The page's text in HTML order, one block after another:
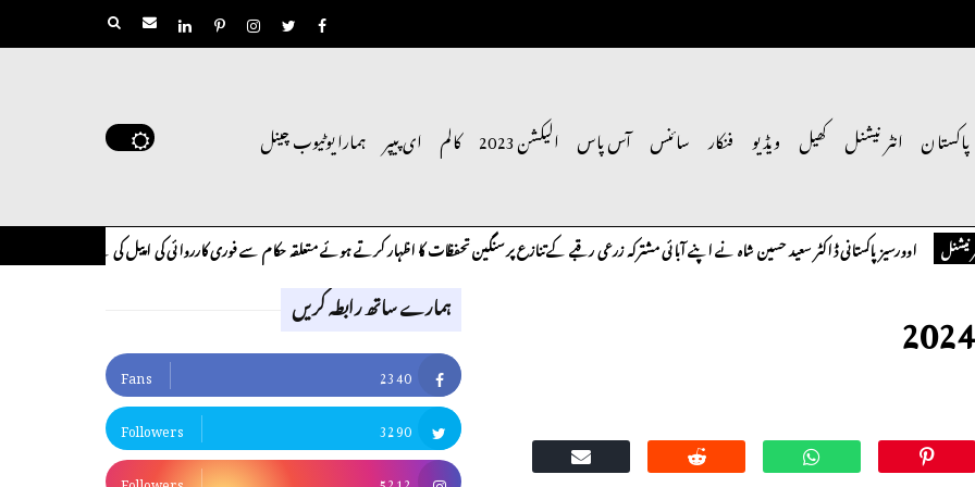
پاکستان انٹر نیشنل کھیل ویڈیو فنکار سائنس آس پاس الیکشن 2023 کالم ای پیپر ہمارا یوٹیوب چینل
ڈاکٹر سعید حسین شاہ نے اپنے آبائی مشترکہ زرعی رقبے کے تنازع پر سنگین تحفظات کا اظہار کرتے ہوئے متعلقہ حکام سے فوری کارروائی کی اپیل کی ہے۔ کالم
ہمارے ساتھ رابطہ کریں
2340
Fans
3290
Followers